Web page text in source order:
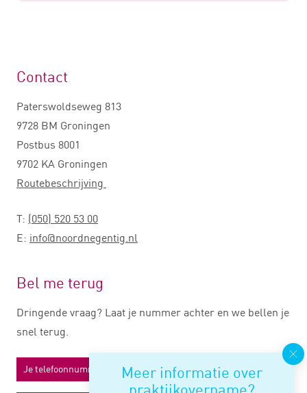
Meer informatie over
Contact
Paterswoldseweg 813
9728 BM Groningen
Postbus 8001
9702 KA Groningen
Routebeschrijving
T: (050) 520 53 00
E: info@noordnegentig.nl
Bel me terug
Dringende vraag? Laat je nummer achter en we bellen je
snel terug.